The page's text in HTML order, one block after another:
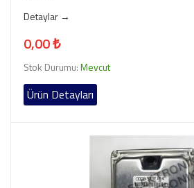
Detaylar →
0,00 ₺
Stok Durumu:Mevcut
Ürün Detayları